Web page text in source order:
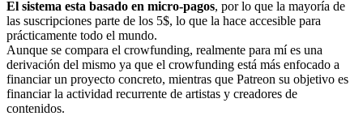
El sistema esta basado en micro-pagos, por lo que la mayoría de
las suscripciones parte de los 5$, lo que la hace accesible para
prácticamente todo el mundo.
Aunque se compara el crowfunding, realmente para mí es una
derivación del mismo ya que el crowfunding está más enfocado a
financiar un proyecto concreto, mientras que Patreon su objetivo es
financiar la actividad recurrente de artistas y creadores de
contenidos.